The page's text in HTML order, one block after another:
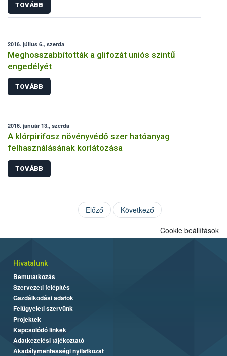
TOVÁBB
2016. július 6., szerda
Meghosszabbították a glifozát uniós szintű
engedélyét
TOVÁBB
2016. január 13., szerda
A klórpirifosz növényvédő szer hatóanyag
felhasználásának korlátozása
TOVÁBB
Előző Következő
Cookie beállítások
Hivatalunk
Bemutatkozás
Szervezeti felépítés
Gazdálkodási adatok
Felügyeleti szervünk
Projektek
Kapcsolódó linkek
Adatkezelési tájékoztató
Akadálymentességi nyilatkozat